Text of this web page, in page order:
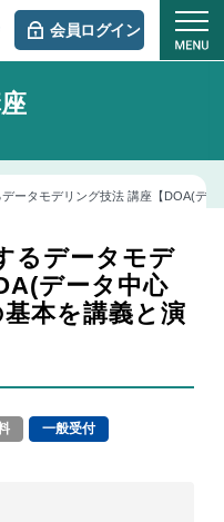
会員ログイン
ータモデリング技法 講座【DOA(デ
るデータモデ
データ中心
本を講義と演
一般受付